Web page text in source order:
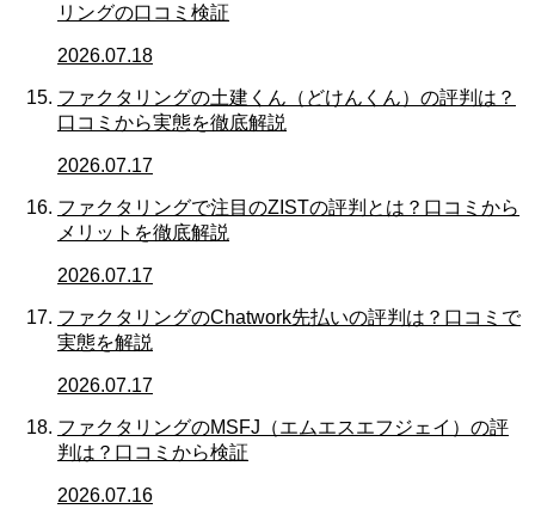
リングの口コミ検証
2026.07.18
ファクタリングの土建くん（どけんくん）の評判は？
口コミから実態を徹底解説
2026.07.17
ファクタリングで注目のZISTの評判とは？口コミから
メリットを徹底解説
2026.07.17
ファクタリングのChatwork先払いの評判は？口コミで
実態を解説
2026.07.17
ファクタリングのMSFJ（エムエスエフジェイ）の評
判は？口コミから検証
2026.07.16